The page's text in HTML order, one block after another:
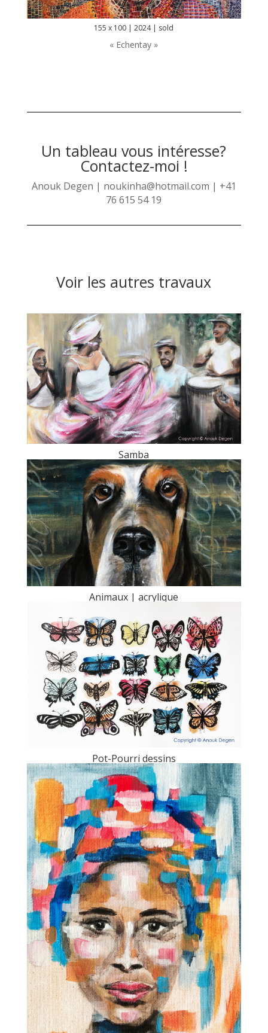
155 x 100 | 2024 | sold
« Echentay »
Un tableau vous intéresse?
Contactez-moi !
Anouk Degen | noukinha@hotmail.com | +41
76 615 54 19
Voir les autres travaux
Samba
Animaux | acrylique
Pot-Pourri dessins